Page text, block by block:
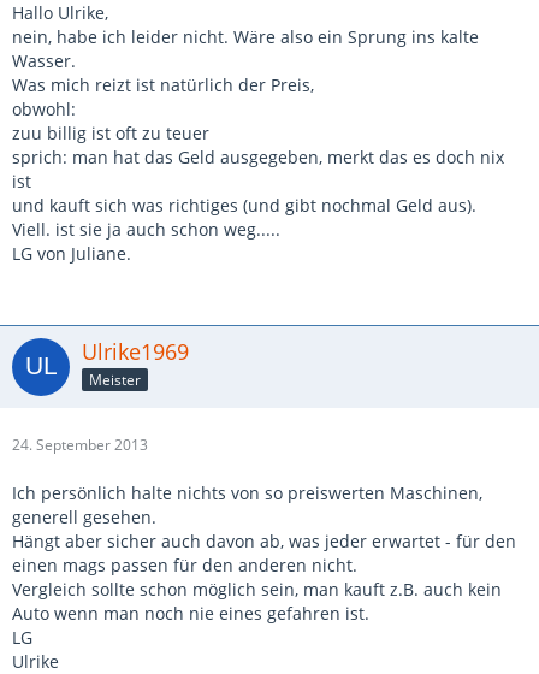
Hallo Ulrike,
nein, habe ich leider nicht. Wäre also ein Sprung ins kalte
Wasser.
Was mich reizt ist natürlich der Preis,
obwohl:
zuu billig ist oft zu teuer
sprich: man hat das Geld ausgegeben, merkt das es doch nix
ist
und kauft sich was richtiges (und gibt nochmal Geld aus).
Viell. ist sie ja auch schon weg.....
LG von Juliane.
Ulrike1969
Meister
24. September 2013
Ich persönlich halte nichts von so preiswerten Maschinen,
generell gesehen.
Hängt aber sicher auch davon ab, was jeder erwartet - für den
einen mags passen für den anderen nicht.
Vergleich sollte schon möglich sein, man kauft z.B. auch kein
Auto wenn man noch nie eines gefahren ist.
LG
Ulrike